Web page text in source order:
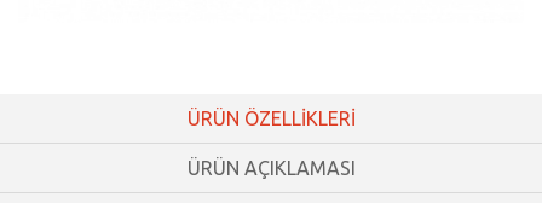
ÜRÜN ÖZELLİKLERİ
ÜRÜN AÇIKLAMASI